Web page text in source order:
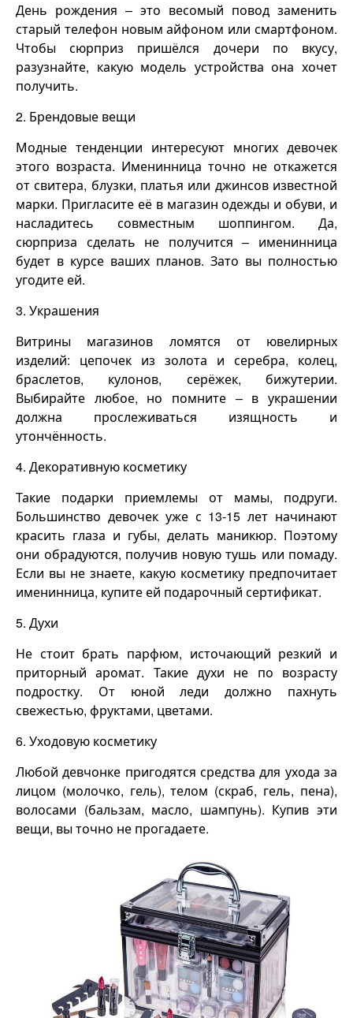
День рождения – это весомый повод заменить
старый телефон новым айфоном или смартфоном.
Чтобы сюрприз пришёлся дочери по вкусу,
разузнайте, какую модель устройства она хочет
получить.
2. Брендовые вещи
Модные тенденции интересуют многих девочек
этого возраста. Именинница точно не откажется
от свитера, блузки, платья или джинсов известной
марки. Пригласите её в магазин одежды и обуви, и
насладитесь совместным шоппингом. Да,
сюрприза сделать не получится – именинница
будет в курсе ваших планов. Зато вы полностью
угодите ей.
3. Украшения
Витрины магазинов ломятся от ювелирных
изделий: цепочек из золота и серебра, колец,
браслетов, кулонов, серёжек, бижутерии.
Выбирайте любое, но помните – в украшении
должна прослеживаться изящность и
утончённость.
4. Декоративную косметику
Такие подарки приемлемы от мамы, подруги.
Большинство девочек уже с 13-15 лет начинают
красить глаза и губы, делать маникюр. Поэтому
они обрадуются, получив новую тушь или помаду.
Если вы не знаете, какую косметику предпочитает
именинница, купите ей подарочный сертификат.
5. Духи
Не стоит брать парфюм, источающий резкий и
приторный аромат. Такие духи не по возрасту
подростку. От юной леди должно пахнуть
свежестью, фруктами, цветами.
6. Уходовую косметику
Любой девчонке пригодятся средства для ухода за
лицом (молочко, гель), телом (скраб, гель, пена),
волосами (бальзам, масло, шампунь). Купив эти
вещи, вы точно не прогадаете.